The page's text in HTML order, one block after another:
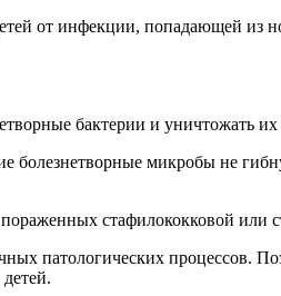
инфекции, попадающей из
бактерии и уничтожать их
микробы не
стафилококковой или
патологических процессов.